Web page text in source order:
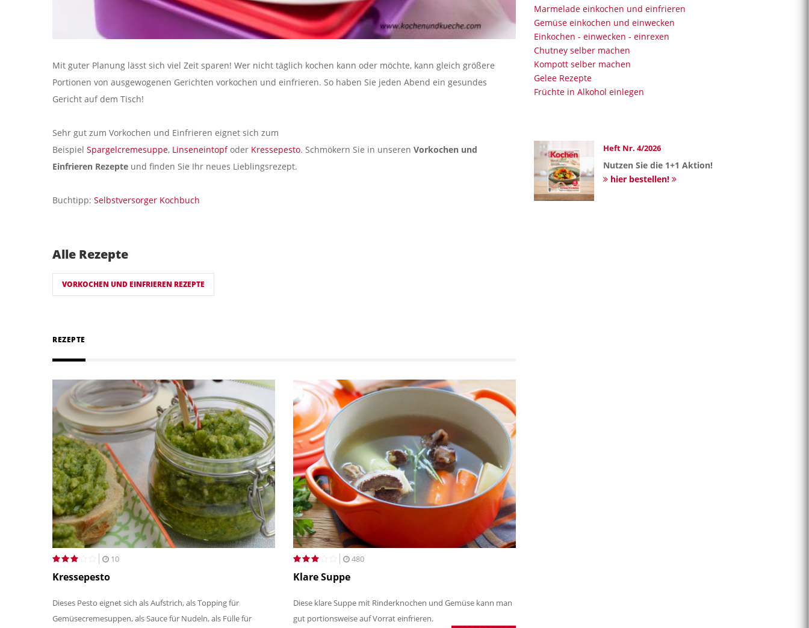
Mit guter Planung lässt sich viel Zeit sparen! Wer nicht täglich kochen kann oder möchte, kann gleich größere
Portionen von ausgewogenen Gerichten vorkochen und einfrieren. So haben Sie jeden Abend ein gesundes
Gericht auf dem Tisch!
Sehr gut zum Vorkochen und Einfrieren eignet sich zum
Beispiel Spargelcremesuppe, Linseneintopfoder Kressepesto. Schmökern Sie in unseren Vorkochen und
Einfrieren Rezepte und finden Sie Ihr neues Lieblingsrezept.
Buchtipp: Selbstversorger Kochbuch
Alle Rezepte
VORKOCHEN UND EINFRIEREN REZEPTE
REZEPTE
10
Kressepesto
Dieses Pesto eignet sich als Aufstrich, als Topping für
Gemüsecremesuppen, als Sauce für Nudeln, als Fülle für
480
Klare Suppe
Diese klare Suppe mit Rinderknochen und Gemüse kann man
gut portionsweise auf Vorrat einfrieren.
Marmelade einkochen und einfrieren
Gemüse einkochen und einwecken
Einkochen - einwecken - einrexen
Chutney selber machen
Kompott selber machen
Gelee Rezepte
Früchte in Alkohol einlegen
Heft Nr. 4/2026
Nutzen Sie die 1+1 Aktion!
hier bestellen!